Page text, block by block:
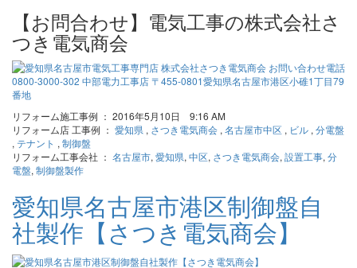
【お問合わせ】電気工事の株式会社さ
つき電気商会
リフォーム施工事例 ： 2016年5月10日 9:16 AM
リフォーム店 工事例 ： 愛知県 , さつき電気商会 , 名古屋市中区 , ビル , 分電盤
, テナント , 制御盤
リフォーム工事会社 ： 名古屋市, 愛知県, 中区, さつき電気商会, 設置工事, 分
電盤, 制御盤製作
愛知県名古屋市港区制御盤自
社製作【さつき電気商会】